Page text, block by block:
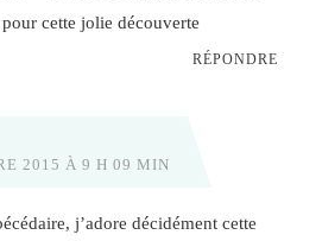
cette jolie découverte
RÉPONDRE
2015 À 9 H 09 MIN
j’adore décidément cette